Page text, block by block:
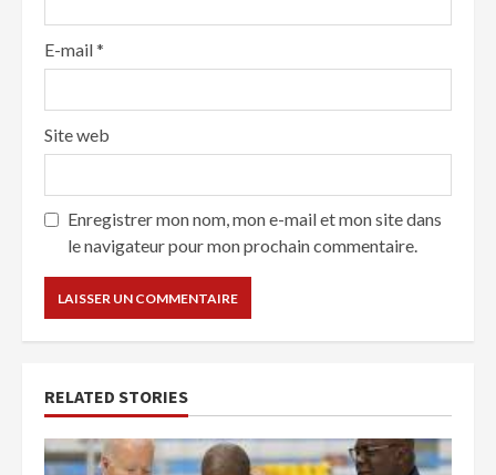
E-mail*
Site web
Enregistrer mon nom, mon e-mail et mon site dans
le navigateur pour mon prochain commentaire.
RELATED STORIES